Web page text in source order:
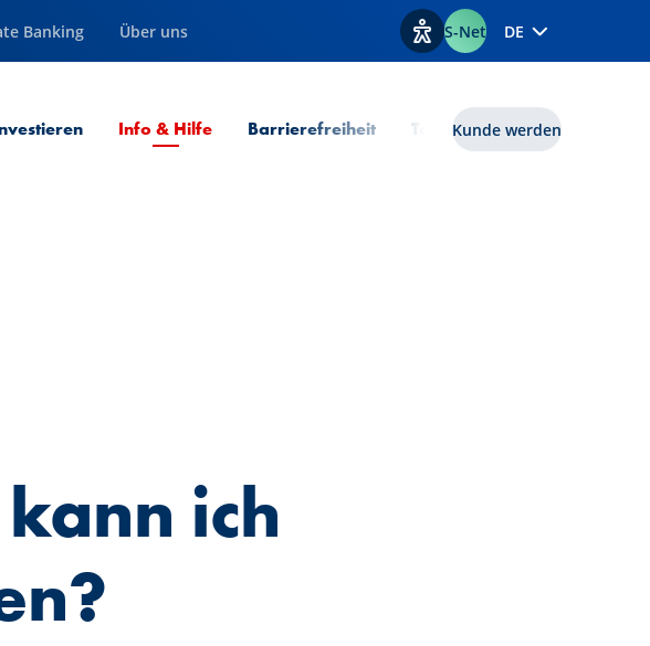
Banking Über uns Optionen zur Barrierefreiheit
S-Net DE
Info & HilfeAktuelle Seite
Barrierefreiheit Tools lux|funds
Kunde werden
ich